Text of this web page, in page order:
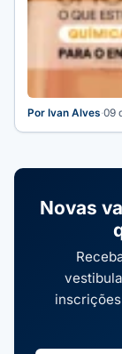
Por Ivan Alves·09
Novas